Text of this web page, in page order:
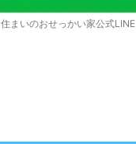
住まいのおせっかい家公式LINE